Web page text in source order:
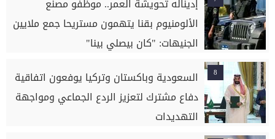
إديناله تحويشة العمر.. موظفو مصنع
الألومنيوم بقنا يتهمون مستريحا جمع ملايين
الجنيهات: "كان بيصلي بينا"
8
السعودية وباكستان وتركيا يوفعون اتفاقية
دفاع مشترك لتعزيز الردع الجماعي ومواجهة
التهديدات